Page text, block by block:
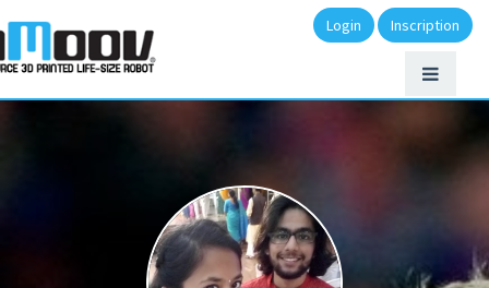
Login Inscription